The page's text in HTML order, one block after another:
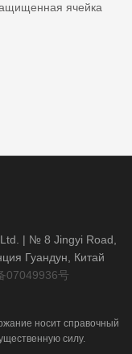
ячейка
| № 8 Jingyi Road,
Гуандун, Китай
07049936号
носит справочный
силу.